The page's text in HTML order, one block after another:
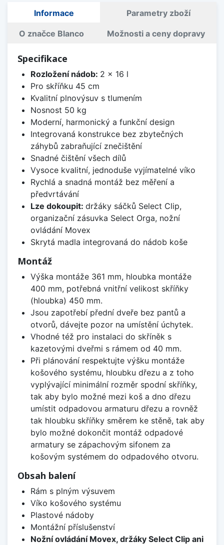
Informace Parametry zboží
O značce Blanco Možnosti a ceny dopravy
Specifikace
Rozložení nádob: 2 x 16 l
Pro skříňku 45 cm
Kvalitní plnovýsuv s tlumením
Nosnost 50 kg
Moderní, harmonický a funkční design
Integrovaná konstrukce bez zbytečných
záhybů zabraňující znečištění
Snadné čištění všech dílů
Vysoce kvalitní, jednoduše vyjímatelné víko
Rychlá a snadná montáž bez měření a
předvrtávání
Lze dokoupit: držáky sáčků Select Clip,
organizační zásuvka Select Orga, nožní
ovládání Movex
Skrytá madla integrovaná do nádob koše
Montáž
Výška montáže 361 mm, hloubka montáže
400 mm, potřebná vnitřní velikost skříňky
(hloubka) 450 mm.
Jsou zapotřebí přední dveře bez pantů a
otvorů, dávejte pozor na umístění úchytek.
Vhodné též pro instalaci do skříněk s
kazetovými dveřmi s rámem od 40 mm.
Při plánování respektujte výšku montáže
košového systému, hloubku dřezu a z toho
vyplývající minimální rozměr spodní skříňky,
tak aby bylo možné mezi koš a dno dřezu
umístit odpadovou armaturu dřezu a rovněž
tak hloubku skříňky směrem ke stěně, tak aby
bylo možné dokončit montáž odpadové
armatury se zápachovým sifonem za
košovým systémem do odpadového otvoru.
Obsah balení
Rám s plným výsuvem
Víko košového systému
Plastové nádoby
Montážní příslušenství
Nožní ovládání Movex, držáky Select Clip ani